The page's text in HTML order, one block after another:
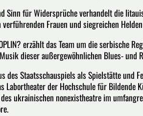
für Widersprüche verhandelt die
verführenden Frauen und siegreichen
erzählt das Team um die serbische
dieser außergewöhnlichen Blues- und
des Staatsschauspiels als Spielstätte und
Labortheater der Hochschule für Bildende
ukrainischen nonexistheatre im